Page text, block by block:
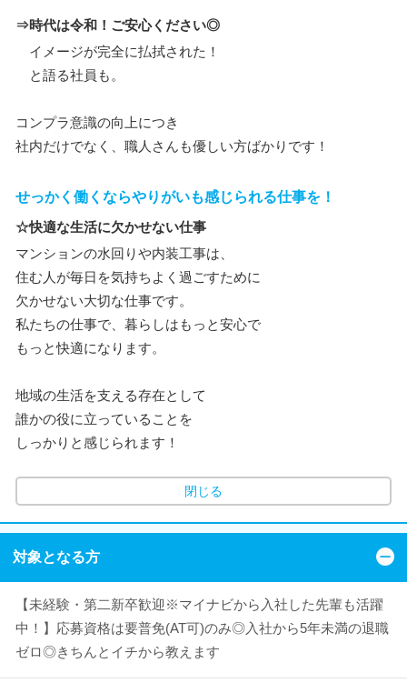
⇒時代は令和！ご安心ください◎
イメージが完全に払拭された！
と語る社員も。
コンプラ意識の向上につき
社内だけでなく、職人さんも優しい方ばかりです！
せっかく働くならやりがいも感じられる仕事を！
☆快適な生活に欠かせない仕事
マンションの水回りや内装工事は、
住む人が毎日を気持ちよく過ごすために
欠かせない大切な仕事です。
私たちの仕事で、暮らしはもっと安心で
もっと快適になります。
地域の生活を支える存在として
誰かの役に立っていることを
しっかりと感じられます！
閉じる
対象となる方
【未経験・第二新卒歓迎※マイナビから入社した先輩も活躍
中！】応募資格は要普免(AT可)のみ◎入社から5年未満の退職
ゼロ◎きちんとイチから教えます